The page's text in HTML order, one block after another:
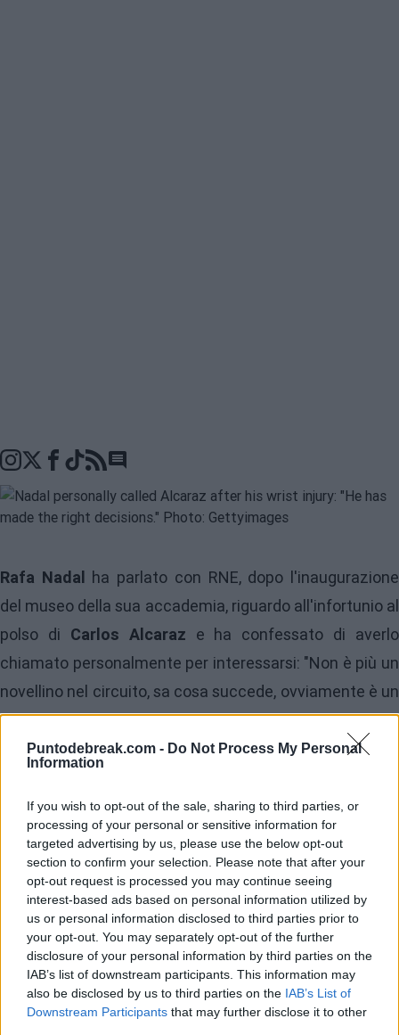
Puntodebreak.com - Do Not Process My Personal
Information
If you wish to opt-out of the sale, sharing to third parties, or
processing of your personal or sensitive information for
targeted advertising by us, please use the below opt-out
section to confirm your selection. Please note that after your
opt-out request is processed you may continue seeing
interest-based ads based on personal information utilized by
us or personal information disclosed to third parties prior to
your opt-out. You may separately opt-out of the further
disclosure of your personal information by third parties on the
IAB’s list of downstream participants. This information may
also be disclosed by us to third parties on the IAB’s List of
Downstream Participants that may further disclose it to other
Go to comments seciton
Rafa Nadal ha parlato con RNE, dopo l'inaugurazione
del museo della sua accademia, riguardo all'infortunio al
polso di Carlos Alcaraz e ha confessato di averlo
chiamato personalmente per interessarsi: "Non è più un
novellino nel circuito, sa cosa succede, ovviamente è un
grande contrattempo perché gli è successo in questo
periodo dell'anno. Penso che sia duro, ma
le decisioni giuste valorizzando il fatto che è molto
giovane, ha tutta una carriera davanti e sta facendo il
trattamento che deve fare. È qualcosa che conosco
bene perché me lo sono rotto due volte, quello che si è
rotto adesso. Ho parlato con lui quando è successo, ma
ciò di cui abbiamo parlato resta tra noi", ha detto l'ex
tennista spagnolo.
🗣️ "Ciò di cui abbiamo parlato resta tra noi..."